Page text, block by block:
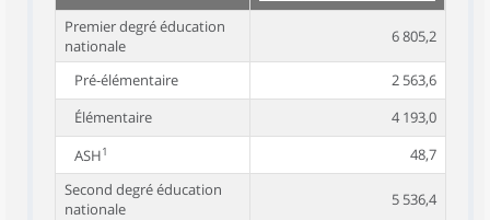
Premier degré éducation
nationale
6 805,2
Pré-élémentaire
2 563,6
Élémentaire
4 193,0
ASH1
48,7
Second degré éducation
nationale
5 536,4